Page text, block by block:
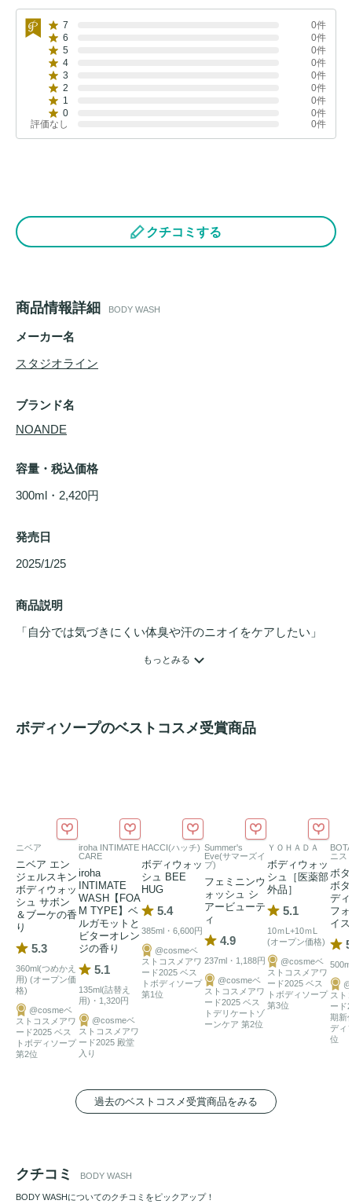
7
0件
6
0件
5
0件
4
0件
3
0件
2
0件
1
0件
0
0件
評価なし
0件
クチコミする
商品情報詳細 BODY WASH
メーカー名
スタジオライン
ブランド名
NOANDE
容量・税込価格
300ml・2,420円
発売日
2025/1/25
商品説明
「自分では気づきにくい体臭や汗のニオイをケアしたい」
場。
1. 体臭・加齢臭対策に
3大臭素試験でも確かな消臭率を計測。
「シメン-5-オール」配合で汗臭・足臭・加齢臭を防ぎます。
医薬部外品ならではの確かな力で、1日中清潔なコンディシ
ョンをキープします。
2. 「背中・お尻ニキビ」を防いで、なめらかな背中へ
自分ではケアしにくい背中やお尻の ニキビ を、毎日の入浴で
しっかり防ぎます。洗浄しながら肌荒れをケアし、ざらつき
のない、つるんとしたなめらかな肌質感へ。
3. 美容液成分配合。しっとり潤う「贅沢な洗い上がり」
強力な洗浄・消臭力がありながら、乾燥させないのがノアン
や ヒアルロン酸 といった保湿成分を贅沢に配合し
もっとみる
ボディソープのベストコスメ受賞商品
ニベア
ニベア エン
ジェルスキン
ボディウォッ
シュ サボン
＆ブーケの香
り
5.3
360ml(つめかえ
用) (オープン価
格)
@cosmeベ
ストコスメアワ
ード2025 ベス
トボディソープ
第2位
iroha INTIMATE
CARE
iroha
INTIMATE
WASH【FOA
M TYPE】ベ
ルガモットと
ビターオレン
ジの香り
5.1
135ml(詰替え
用)・1,320円
@cosmeベ
ストコスメアワ
ード2025 殿堂
入り
HACCI(ハッチ)
ボディウォッ
シュ BEE
HUG
5.4
385ml・6,600円
@cosmeベ
ストコスメアワ
ード2025 ベス
トボディソープ
第1位
Summer's
Eve(サマーズイ
ブ)
フェミニンウ
ォッシュ シ
アービューテ
ィ
4.9
237ml・1,188円
@cosmeベ
ストコスメアワ
ード2025 ベス
トデリケートゾ
ーンケア 第2位
ＹＯＨＡＤＡ
ボディウォッ
シュ［医薬部
外品］
5.1
10ｍL+10ｍL
(オープン価格)
@cosmeベ
ストコスメアワ
ード2025 ベス
トボディソープ
第3位
ニス
ボ
ボ
デ
フ
イ
スト
ード
期新
ディ
位
過去のベストコスメ受賞商品をみる
クチコミ BODY WASH
BODY WASHについてのクチコミをピックアップ！